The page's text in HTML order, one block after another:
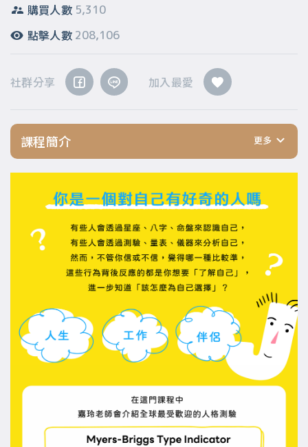
購買人數 5,310
點擊人數 208,106
社群分享 加入最愛
課程簡介